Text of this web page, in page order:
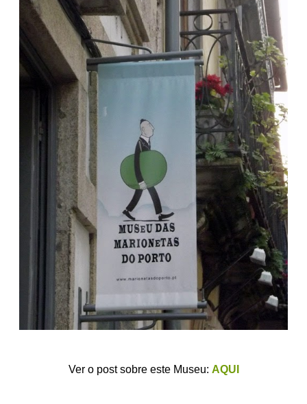
Ver o post sobre este Museu: AQUI